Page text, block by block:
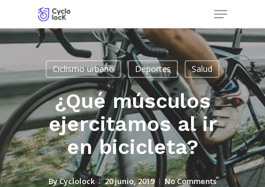
to
main
content
Menu
Ciclismo urbano Deportes Salud
¿Qué músculos
ejercitamos al ir
en bicicleta?
ByCyclolock 20 junio, 2019 No Comments
Close
Menu